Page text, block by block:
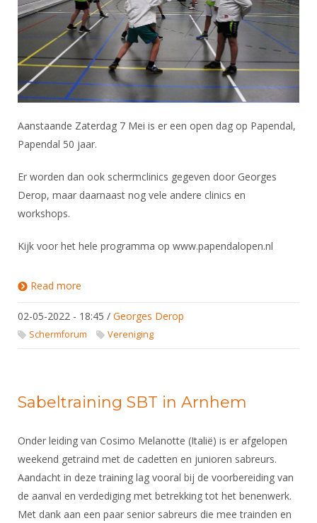
Website
Gebruiksvoorwaarden
Handleiding
Historie
Organisatie
Bestuur
Commissies
Ereleden
Vacatures
Bondsbureau
Contact
Samenwerking
Formulieren
Alle Verenigingen
Nieuws
Witte Vlekkenplan
Overschrijven leden
Ranglijsten
Inschrijven
Reglementen
Materiaal
Schermpaspoort
Rolstoelschermen
KNAS Keurmerk
JEC
Veteranenwedstrijden
Wedstrijdorganisatie
Aanvragen van scheidsrechters
Import inschrijvingen uit Nahouw
Verwerk wedstrijduitslagen
DBT
FBT
SBT
Talentontwikkeling
Internationale aanmeldingen
Brassardsysteem
Voor coaches en leraren
Nieuws
Internationale opleidingen
Nieuws
Scheidsrechterslijst
Scheidsrechter Documentatie
Opleidingen
Bibliotheek
ALV
Touché
Nieuws
NK organiseren
Aanstaande Zaterdag 7 Mei is er een open dag op Papendal,
Papendal 50 jaar.
Er worden dan ook schermclinics gegeven door Georges
Derop, maar daarnaast nog vele andere clinics en
workshops.
Kijk voor het hele programma op www.papendalopen.nl
Read more
02-05-2022 - 18:45 / Georges Derop
Schermforum Vereniging
Sabeltraining SBT in Arnhem
Onder leiding van Cosimo Melanotte (Italië) is er afgelopen
weekend getraind met de cadetten en junioren sabreurs.
Aandacht in deze training lag vooral bij de voorbereiding van
de aanval en verdediging met betrekking tot het benenwerk.
Met dank aan een paar senior sabreurs die mee trainden en